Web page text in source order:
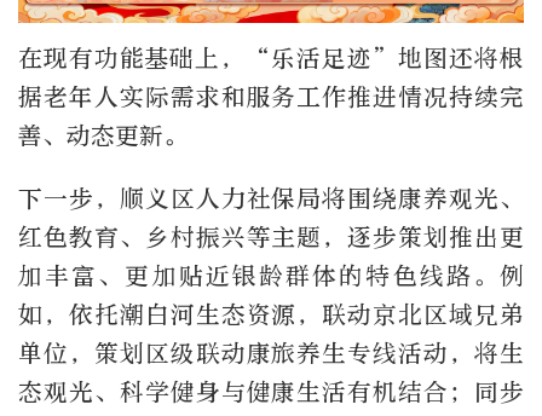
在现有功能基础上，“乐活足迹”地图还将根
据老年人实际需求和服务工作推进情况持续完
善、动态更新。
下一步，顺义区人力社保局将围绕康养观光、
红色教育、乡村振兴等主题，逐步策划推出更
加丰富、更加贴近银龄群体的特色线路。例
如，依托潮白河生态资源，联动京北区域兄弟
单位，策划区级联动康旅养生专线活动，将生
态观光、科学健身与健康生活有机结合；同步